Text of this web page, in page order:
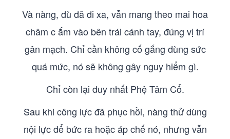
Và nàng, dù đã đi xa, vẫn mang theo mai hoa
châm c ắm vào bên trái cánh tay, đúng vị trí
gân mạch. Chỉ cần không cố gắng dùng sức
quá mức, nó sẽ không gây nguy hiểm gì.
Chỉ còn lại duy nhất Phệ Tâm Cổ.
Sau khi công lực đã phục hồi, nàng thử dùng
nội lực để bức ra hoặc áp chế nó, nhưng vẫn